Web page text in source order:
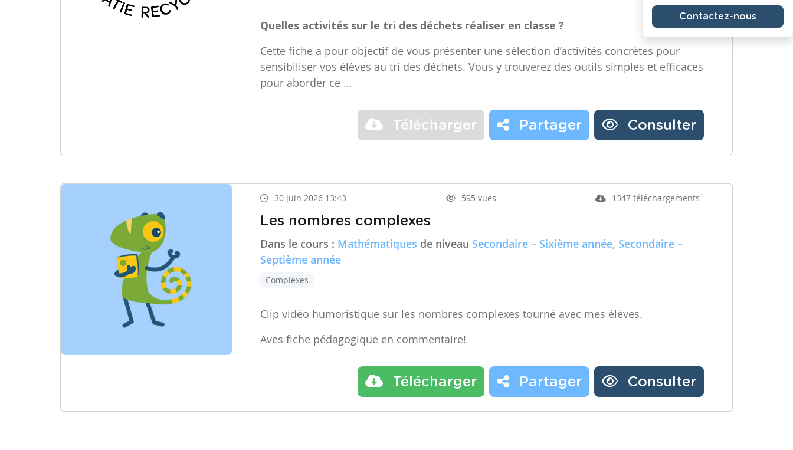
Quelles activités sur le tri des déchets réaliser en classe ?
Cette fiche a pour objectif de vous présenter une sélection d’activités concrètes pour
sensibiliser vos élèves au tri des déchets. Vous y trouverez des outils simples et efficaces
pour aborder ce …
Télécharger Partager Consulter
30 juin 2026 13:43 595 vues 1347 téléchargements
Les nombres complexes
Dans le cours : Mathématiques de niveau Secondaire – Sixième année, Secondaire –
Septième année
Complexes
Clip vidéo humoristique sur les nombres complexes tourné avec mes élèves.
Aves fiche pédagogique en commentaire!
Télécharger Partager Consulter
Contactez-nous